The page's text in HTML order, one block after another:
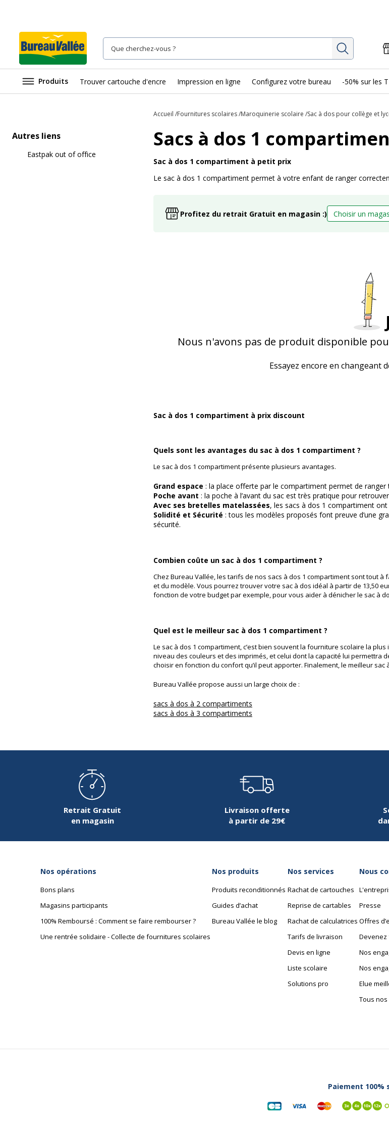
Produits Trouver cartouche d'encre Impression en ligne Configurez votre bureau -50% sur les
Autres liens
Eastpak out of office
Accueil Fournitures scolaires Maroquinerie scolaire Sac à dos pour collège et
Sacs à dos 1
Sac à dos 1 compartiment à petit prix
Le sac à dos 1 compartiment permet à votre enfant de ranger
Profitez du retrait Gratuit en magasin :) Choisir un
Nous n'avons pas de produit disponible
Essayez encore en changeant
Sac à dos 1 compartiment à prix discount
Quels sont les avantages du sac à dos 1 compartiment ?
Le sac à dos 1 compartiment présente plusieurs avantages.
Grand espace : la place offerte par le compartiment permet de ranger
Poche avant : la poche à l’avant du sac est très pratique pour
Avec ses bretelles matelassées, les sacs à dos 1 compartiment
Solidité et Sécurité : tous les modèles proposés font preuve d’une
sécurité.
Combien coûte un sac à dos 1 compartiment ?
Chez Bureau Vallée, les tarifs de nos sacs à dos 1 compartiment sont tout
et du modèle. Vous pourrez trouver votre sac à dos idéal à partir de 13,50
fonction de votre budget par exemple, pour vous aider à dénicher le sac à
Quel est le meilleur sac à dos 1 compartiment ?
Le sac à dos 1 compartiment, c’est bien souvent la fourniture scolaire la
niveau des couleurs et des imprimés, et celui dont la capacité lui permettra
choisir en fonction du confort qu’il peut apporter. Finalement, le meilleur
Bureau Vallée propose aussi un large choix de :
sacs à dos à 2 compartiments
sacs à dos à 3 compartiments
Retrait Gratuit
en magasin
Livraison offerte
à partir de 29€
Nos opérations
Bons plans
Magasins participants
100% Remboursé : Comment se faire rembourser ?
Une rentrée solidaire - Collecte de fournitures scolaires
Nos produits
Produits reconditionnés
Guides d’achat
Bureau Vallée le blog
Nos services
Rachat de cartouches
Reprise de cartables
Rachat de calculatrices
Tarifs de livraison
Devis en ligne
Liste scolaire
Solutions pro
Nous
Presse
Offres
Devenez
Nos
Nos
Elue
Tous
Paiement 100%